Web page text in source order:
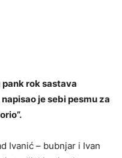
rok sastava
je sebi pesmu za
Ivanić – bubnjar i Ivan